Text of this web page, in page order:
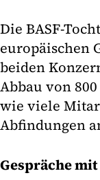
Die BASF-
europäischen
beiden
Abbau von
wie viele
Abfindungen
Gespräche